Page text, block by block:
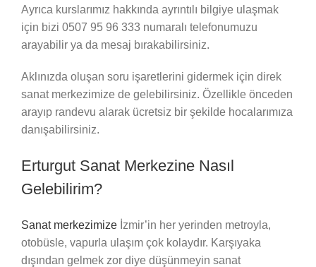
Ayrıca kurslarımız hakkında ayrıntılı bilgiye ulaşmak
için bizi 0507 95 96 333 numaralı telefonumuzu
arayabilir ya da mesaj bırakabilirsiniz.
Aklınızda oluşan soru işaretlerini gidermek için direk
sanat merkezimize de gelebilirsiniz. Özellikle önceden
arayıp randevu alarak ücretsiz bir şekilde hocalarımıza
danışabilirsiniz.
Erturgut Sanat Merkezine Nasıl
Gelebilirim?
Sanat merkezimize İzmir’in her yerinden metroyla,
otobüsle, vapurla ulaşım çok kolaydır. Karşıyaka
dışından gelmek zor diye düşünmeyin sanat